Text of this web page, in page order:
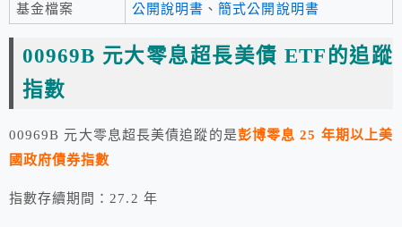
基金檔案 公開說明書 、簡式公開說明書
00969B 元大零息超長美債 ETF的追蹤
指數
00969B 元大零息超長美債追蹤的是彭博零息 25 年期以上美
國政府債券指數
指數存續期間：27.2 年